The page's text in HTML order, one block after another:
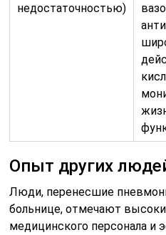
недостаточностью)
Опыт других
Люди, перенесшие
больнице, отмечают
медицинского персонала и